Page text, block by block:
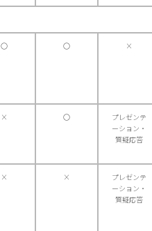
〇 〇 ×
× 〇
プレゼンテ
ーション・
質疑応答
× ×
プレゼンテ
ーション・
質疑応答